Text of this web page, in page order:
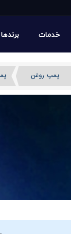
خدمات برندها
پمپ روغن